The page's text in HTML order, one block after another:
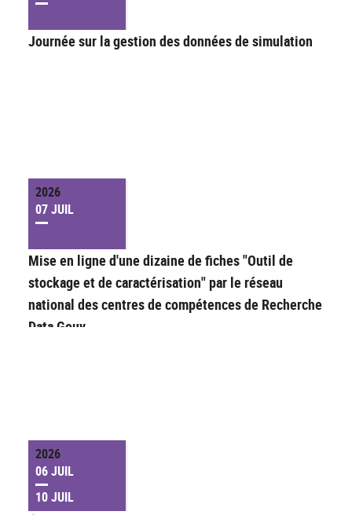
Journée sur la gestion des données de simulation
2026
07 JUIL
Mise en ligne d'une dizaine de fiches "Outil de
stockage et de caractérisation" par le réseau
national des centres de compétences de Recherche
Data Gouv
2026
06 JUIL
10 JUIL